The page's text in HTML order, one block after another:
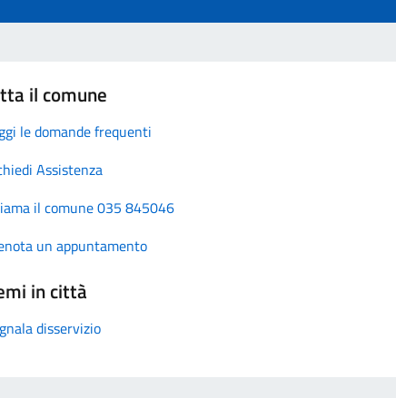
il comune
le domande frequenti
Assistenza
il comune 035 845046
un appuntamento
in città
disservizio